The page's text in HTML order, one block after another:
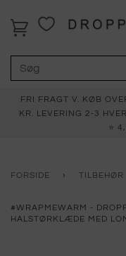
FRI FRAGT V. KØB
KR. LEVERING 2-3
⭐
FORSIDE › TILBEHØR
#WRAPMEWARM -
HALSTØRKLÆDE MED